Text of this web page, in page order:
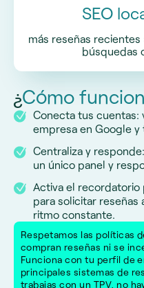
SEO
más reseñas
búsquedas
¿Cómo
Conecta tus cuentas:
empresa en Google
Centraliza y
un único panel y
Activa el recordatorio
para solicitar reseñas
ritmo constante.
Respetamos las políticas
compran reseñas ni se
Funciona con tu perfil de
principales sistemas de
trabajas con un TPV, no